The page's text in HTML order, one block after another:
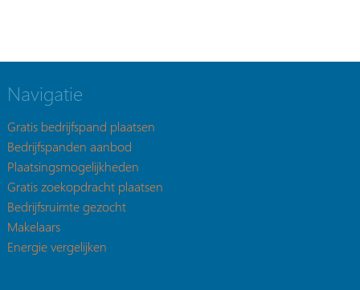
Navigatie
Gratis bedrijfspand plaatsen
Bedrijfspanden aanbod
Plaatsingsmogelijkheden
Gratis zoekopdracht plaatsen
Bedrijfsruimte gezocht
Makelaars
Energie vergelijken